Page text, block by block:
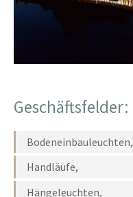
Geschäftsfelder:
Bodeneinbauleuchten,
Handläufe,
Hängeleuchten,